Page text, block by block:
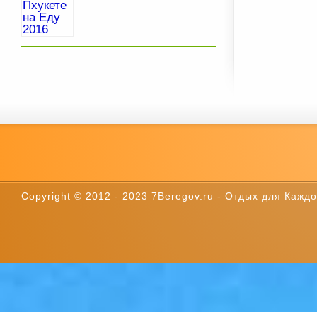
Copyright © 2012 - 2023 7Beregov.ru - Отдых для